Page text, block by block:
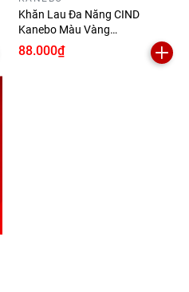
Khăn Lau Đa Năng CIND
Kanebo Màu Vàng
(64*43*0.2cm)
88.000₫